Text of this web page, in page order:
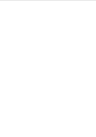
wordt